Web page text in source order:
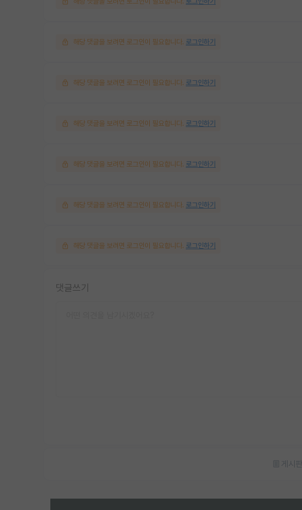
해당 댓글을 보려면 로그인이 필요합니다. 로그인하기
해당 댓글을 보려면 로그인이 필요합니다. 로그인하기
해당 댓글을 보려면 로그인이 필요합니다. 로그인하기
해당 댓글을 보려면 로그인이 필요합니다. 로그인하기
해당 댓글을 보려면 로그인이 필요합니다. 로그인하기
해당 댓글을 보려면 로그인이 필요합니다. 로그인하기
댓글쓰기
게시